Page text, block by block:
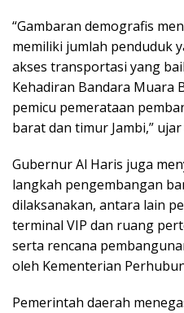
“Gambaran demografis
memiliki jumlah penduduk
akses transportasi yang
Kehadiran Bandara Muara
pemicu pemerataan
barat dan timur Jambi,”
Gubernur Al Haris juga
langkah pengembangan
dilaksanakan, antara lain
terminal VIP dan ruang
serta rencana
oleh Kementerian
Pemerintah daerah